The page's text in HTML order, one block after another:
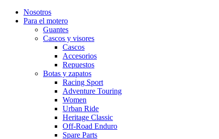
Nosotros
Para el motero
Guantes
Cascos y visores
Cascos
Accesorios
Repuestos
Botas y zapatos
Racing Sport
Adventure Touring
Women
Urban Ride
Heritage Classic
Off-Road Enduro
Spare Parts